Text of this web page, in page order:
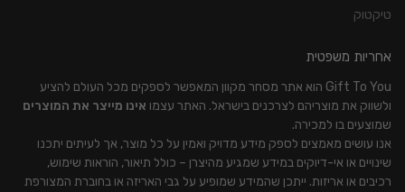
טיקטוק
אחריות משפטית
Gift To You הוא אתר מסחר מקוון המאפשר לספקים מכל העולם להציע
ולשווק את מוצריהם לצרכנים בישראל. האתר עצמו אינו מייצר את המוצרים
שמוצעים בו למכירה.
אנו עושים מאמצים לספק מידע מדויק ואמין על כל מוצר, אך לעיתים יתכנו
שינויים או אי-דיוקים במידע שמגיע מהיצרן – כולל תיאור, הוראות שימוש,
רכיבים או אריזות. ייתכן שהמידע שמופיע על גבי האריזה או בחוברת המצורפת